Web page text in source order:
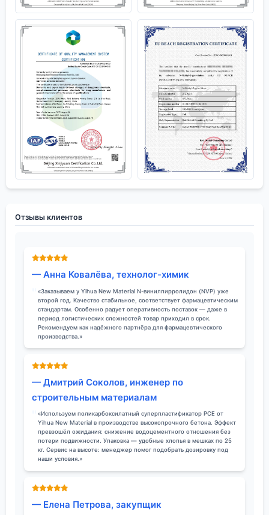
Отзывы клиентов
— Анна Ковалёва, технолог-химик
«Заказываем у Yihua New Material N-винилпирролидон (NVP) уже
второй год. Качество стабильное, соответствует фармацевтическим
стандартам. Особенно радует оперативность поставок — даже в
период логистических сложностей товар приходил в срок.
Рекомендуем как надёжного партнёра для фармацевтического
производства.»
— Дмитрий Соколов, инженер по
строительным материалам
«Используем поликарбоксилатный суперпластификатор PCE от
Yihua New Material в производстве высокопрочного бетона. Эффект
превзошёл ожидания: снижение водоцементного отношения без
потери подвижности. Упаковка — удобные хлопья в мешках по 25
кг. Сервис на высоте: менеджер помог подобрать дозировку под
наши условия.»
— Елена Петрова, закупщик